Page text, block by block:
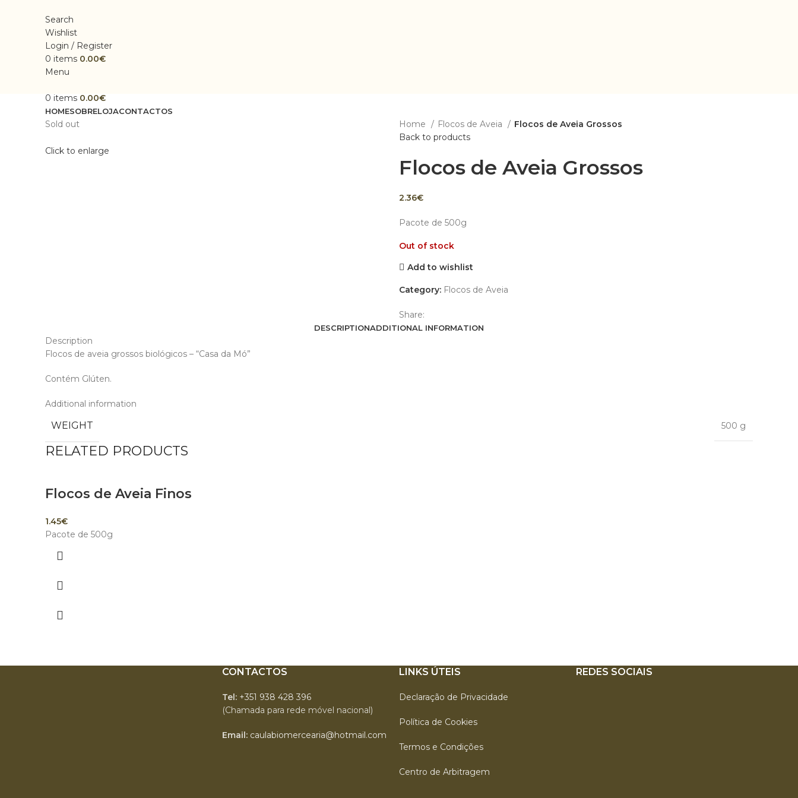
Search
Wishlist
Login / Register
0 items 0.00€
Menu
0 items 0.00€
HOMESOBRELOJACONTACTOS
Sold out
Click to enlarge
Home Flocos de Aveia
Flocos de Aveia Grossos
Back to products
Flocos de Aveia Grossos
2.36€
Pacote de 500g
Out of stock
Add to wishlist
Category: Flocos de Aveia
Share:
DESCRIPTIONADDITIONAL INFORMATION
Description
Flocos de aveia grossos biológicos – “Casa da Mó”
Contém Glúten.
Additional information
WEIGHT 500 g
RELATED PRODUCTS
Flocos de Aveia Finos
1.45€
Pacote de 500g
CONTACTOS
Tel: +351 938 428 396
(Chamada para rede móvel nacional)
Email: caulabiomercearia@hotmail.com
LINKS ÚTEIS
Declaração de Privacidade
Política de Cookies
Termos e Condições
Centro de Arbitragem
REDES SOCIAIS